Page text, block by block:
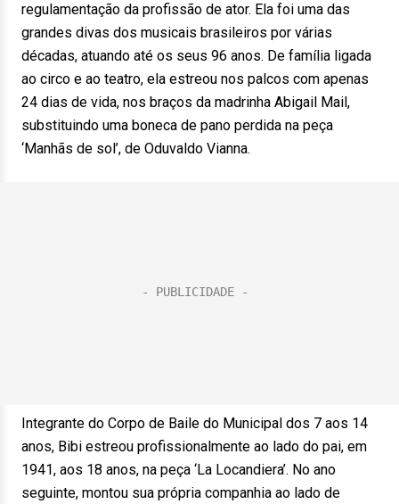
regulamentação da profissão de ator. Ela foi uma das
grandes divas dos musicais brasileiros por várias
décadas, atuando até os seus 96 anos. De família ligada
ao circo e ao teatro, ela estreou nos palcos com apenas
24 dias de vida, nos braços da madrinha Abigail Mail,
substituindo uma boneca de pano perdida na peça
‘Manhãs de sol’, de Oduvaldo Vianna.
Integrante do Corpo de Baile do Municipal dos 7 aos 14
anos, Bibi estreou profissionalmente ao lado do pai, em
1941, aos 18 anos, na peça ‘La Locandiera’. No ano
seguinte, montou sua própria companhia ao lado de